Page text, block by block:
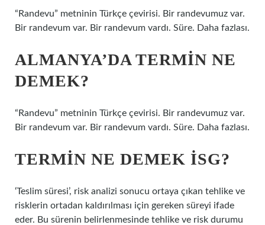
“Randevu” metninin Türkçe çevirisi. Bir randevumuz var.
Bir randevum var. Bir randevum vardı. Süre. Daha fazlası.
ALMANYA’DA TERMIN NE
DEMEK?
“Randevu” metninin Türkçe çevirisi. Bir randevumuz var.
Bir randevum var. Bir randevum vardı. Süre. Daha fazlası.
TERMIN NE DEMEK ISG?
‘Teslim süresi’, risk analizi sonucu ortaya çıkan tehlike ve
risklerin ortadan kaldırılması için gereken süreyi ifade
eder. Bu sürenin belirlenmesinde tehlike ve risk durumu